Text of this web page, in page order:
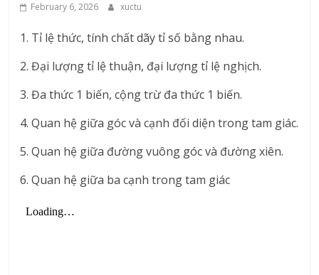
February 6, 2026 xuctu
1. Tỉ lệ thức, tính chất dãy tỉ số bằng nhau.
2. Đại lượng tỉ lệ thuận, đại lượng tỉ lệ nghịch.
3. Đa thức 1 biến, cộng trừ đa thức 1 biến.
4. Quan hệ giữa góc và cạnh đối diện trong tam giác.
5. Quan hệ giữa đường vuông góc và đường xiên.
6. Quan hệ giữa ba cạnh trong tam giác